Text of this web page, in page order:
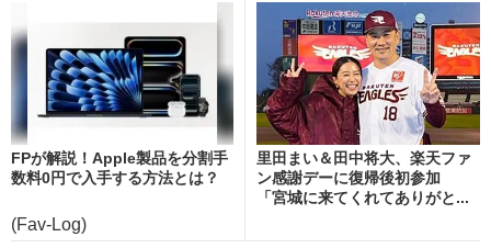
FPが解説！Apple製品を分割手
数料0円で入手する方法とは？
(Fav-Log)
里田まい＆田中将大、楽天ファ
ン感謝デーに復帰後初参加
「宮城に来てくれてありがと...